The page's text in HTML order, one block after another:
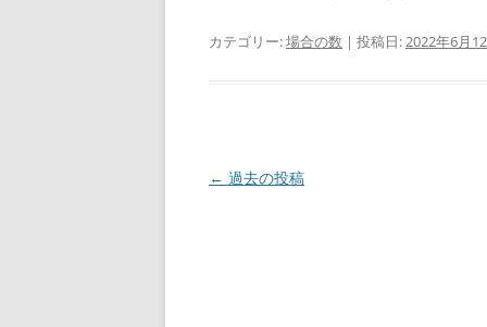
カテゴリー:場合の数 | 投稿日:2022年6月
投
← 過去の投稿